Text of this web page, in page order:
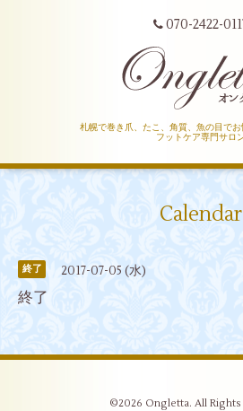
070-2422-
札幌で巻き爪、たこ、角質、魚の目で
フットケア専門サロ
Calendar
終了 2017-07-05 (水)
終了
©2026 Ongletta. All